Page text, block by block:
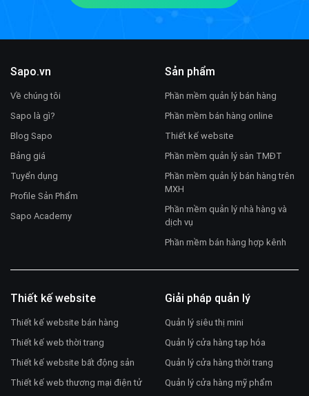
Sapo.vn
Về chúng tôi
Sapo là gì?
Blog Sapo
Bảng giá
Tuyển dụng
Profile Sản Phẩm
Sapo Academy
Sản phẩm
Phần mềm quản lý bán hàng
Phần mềm bán hàng online
Thiết kế website
Phần mềm quản lý sàn TMĐT
Phần mềm quản lý bán hàng trên
MXH
Phần mềm quản lý nhà hàng và
dịch vụ
Phần mềm bán hàng hợp kênh
Thiết kế website
Thiết kế website bán hàng
Thiết kế web thời trang
Thiết kế website bất động sản
Thiết kế web thương mại điện tử
Giải pháp quản lý
Quản lý siêu thị mini
Quản lý cửa hàng tạp hóa
Quản lý cửa hàng thời trang
Quản lý cửa hàng mỹ phẩm